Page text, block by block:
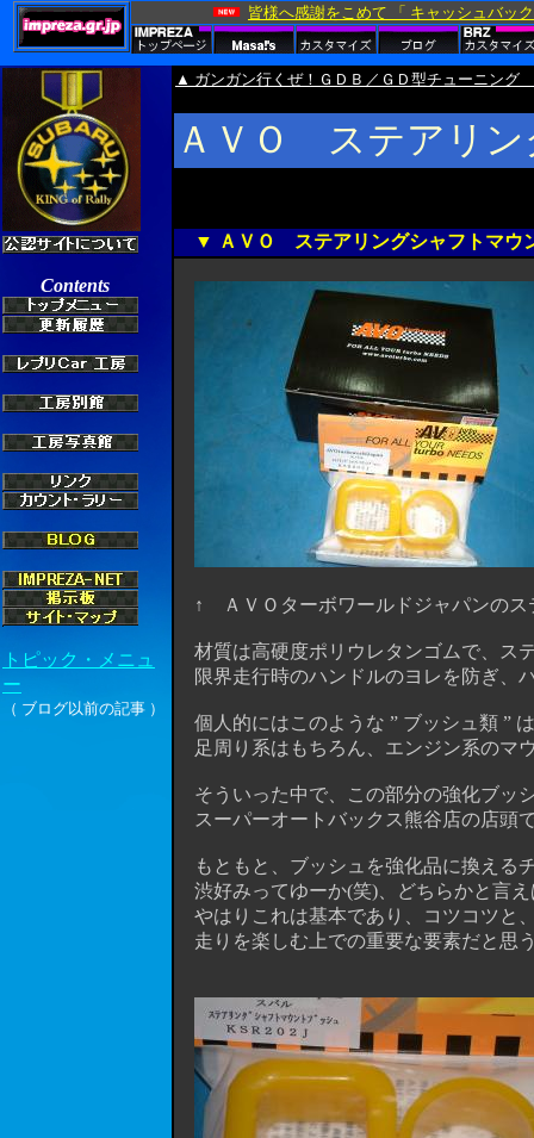
▲ ガンガン行くぜ！ＧＤＢ／ＧＤ型チューニング
ＡＶＯ ステアリン
▼ ＡＶＯ ステアリングシャフトマウ
↑ ＡＶＯターボワールドジャパンのス
材質は高硬度ポリウレタンゴムで、ス
限界走行時のハンドルのヨレを防ぎ、
個人的にはこのような ” ブッシュ類 ”
足周り系はもちろん、エンジン系のマ
そういった中で、この部分の強化ブッ
スーパーオートバックス熊谷店の店頭
もともと、ブッシュを強化品に換える
渋好みってゆーか(笑)、どちらかと言
やはりこれは基本であり、コツコツと
走りを楽しむ上での重要な要素だと思